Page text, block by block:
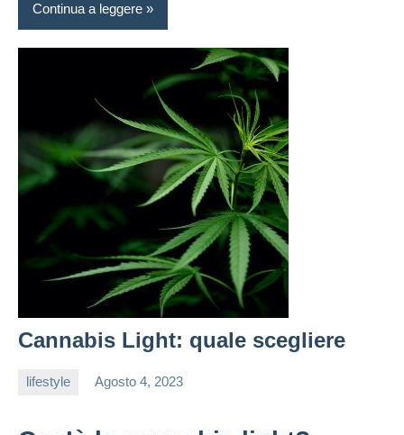
Continua a leggere
Cannabis Light: quale scegliere
lifestyle Agosto 4, 2023